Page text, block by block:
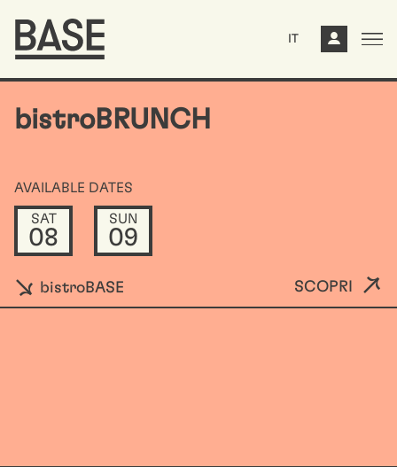
IT
bistroBRUNCH
AVAILABLE DATES
SAT
08
SUN
09
bistroBASE SCOPRI